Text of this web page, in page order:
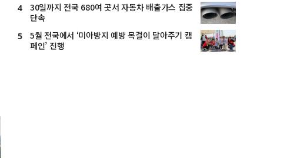
4
30일까지 전국 680여 곳서 자동차 배출가스 집중
단속
5
5월 전국에서 ‘미아방지 예방 목걸이 달아주기 캠
페인’ 진행